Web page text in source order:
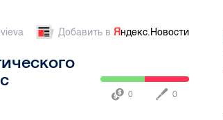
Добавить в Яндекс.Новости
0 0